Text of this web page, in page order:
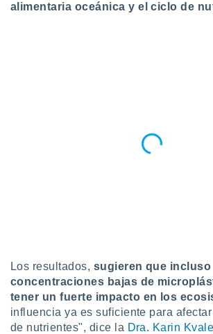
alimentaria oceánica y el ciclo de
Los resultados, sugieren que incluso
concentraciones bajas de
tener un fuerte impacto en los
influencia ya es suficiente para
de nutrientes", dice la Dra. Karin Kvale